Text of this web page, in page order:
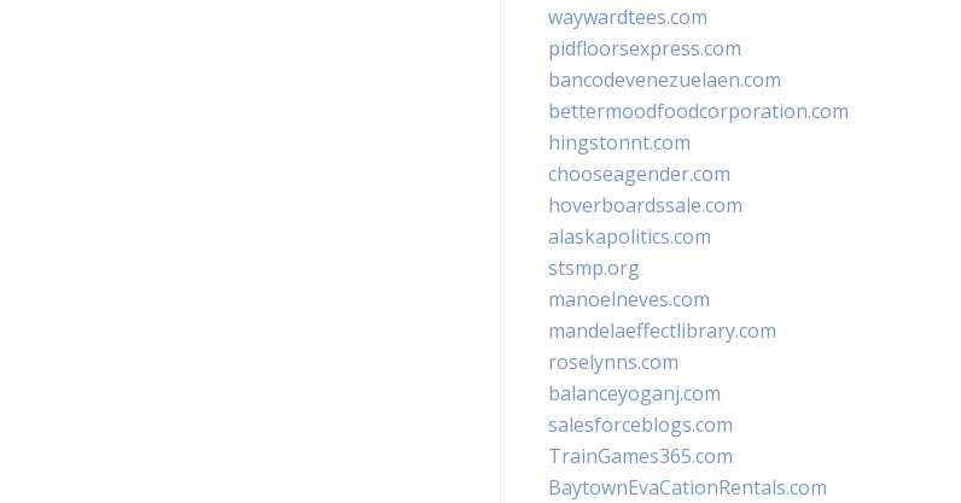
waywardtees.com
pidfloorsexpress.com
bancodevenezuelaen.com
bettermoodfoodcorporation.com
hingstonnt.com
chooseagender.com
hoverboardssale.com
alaskapolitics.com
stsmp.org
manoelneves.com
mandelaeffectlibrary.com
roselynns.com
balanceyoganj.com
salesforceblogs.com
TrainGames365.com
BaytownEvaCationRentals.com